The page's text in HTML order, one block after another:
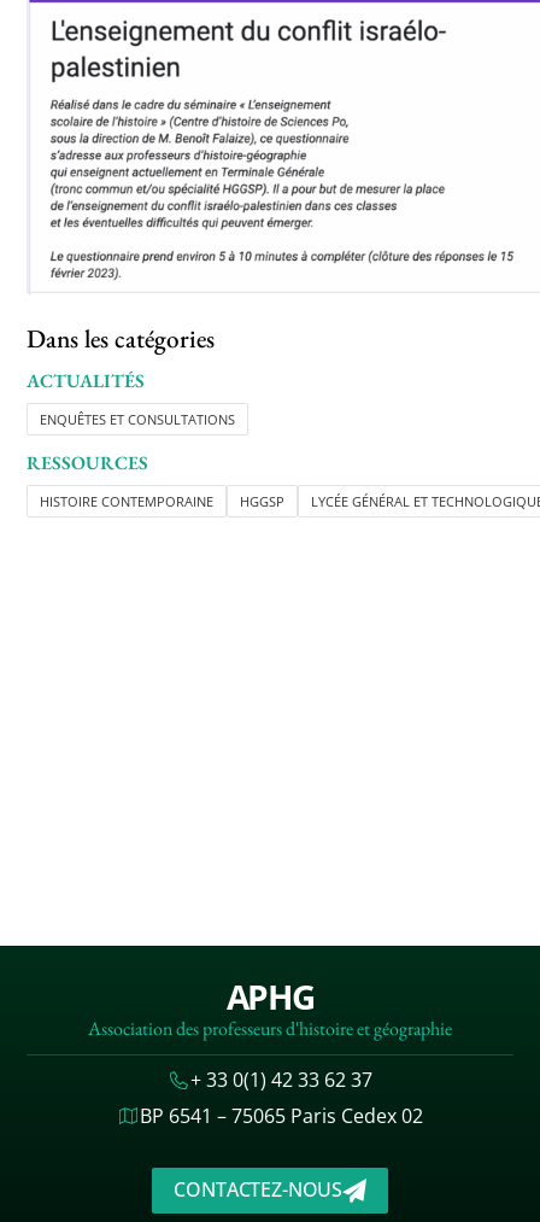
Dans les catégories
ACTUALITÉS
ENQUÊTES ET CONSULTATIONS
RESSOURCES
HISTOIRE CONTEMPORAINE HGGSP LYCÉE GÉNÉRAL ET
APHG
Association des professeurs d'histoire et géographie
+ 33 0(1) 42 33 62 37
BP 6541 – 75065 Paris Cedex 02
CONTACTEZ-NOUS